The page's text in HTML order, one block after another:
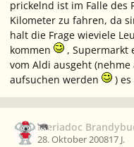
prickelnd ist im Falle des
Kilometer zu fahren, da
halt die Frage wieviele
kommen
, Supermarkt
vom Aldi ausgeht
aufsuchen werden
)
Meriadoc
28. Oktober 200817 J.